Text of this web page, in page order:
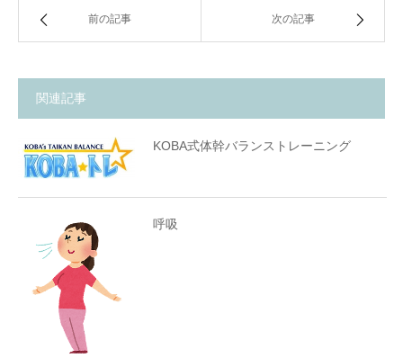
前の記事 次の記事
関連記事
KOBA式体幹バランストレーニング
呼吸